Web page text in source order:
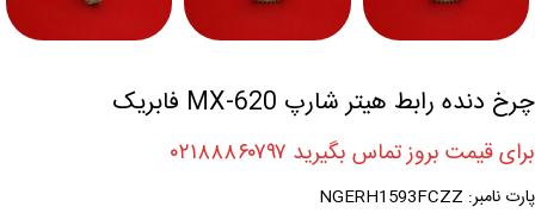
چرخ دنده رابط هیتر شارپ MX-620 فابریک
برای قیمت بروز تماس بگیرید ۰۲۱۸۸۸۶۰۷۹۷
پارت نامبر: NGERH1593FCZZ